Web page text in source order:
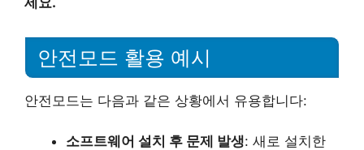
안전모드 활용 예시
안전모드는 다음과 같은 상황에서 유용합니다:
소프트웨어 설치 후 문제 발생: 새로 설치한